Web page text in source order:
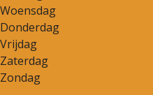
Woensdag
Donderdag
Vrijdag
Zaterdag
Zondag